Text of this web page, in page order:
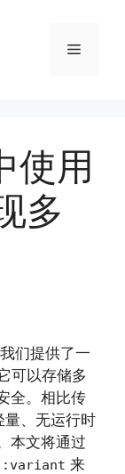
菜
使用
多
们提供了一
可以存储多
全。相比传
量、无运行时
本文将通过
来